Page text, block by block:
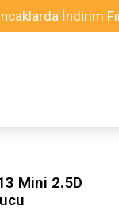
İndirim Fırsatı
Mini 2.5D